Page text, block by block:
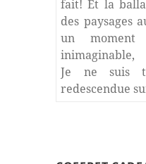
fait! Et la
des paysages
un moment
inimaginable,
Je ne suis
redescendue